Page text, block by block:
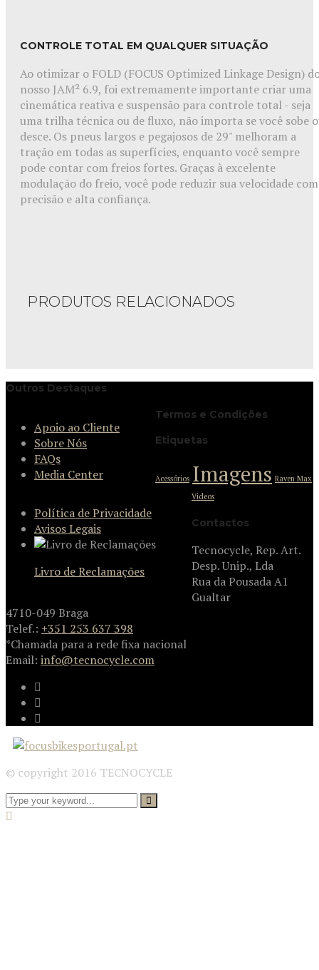
CONTROLE TOTAL EM QUALQUER SITUAÇÃO
Ao otimizar o FOLD (FOCUS Optimized Linkage Design)
nosso JAM² 6.9, foi extremamente importante criar uma
cinemática reativa e suspensão para controle total - seja
uma trilha técnica ou de fluxo, não importa se você sobe
desce. Os pneus largos e pegajosos de 29" melhoram a
tração em todas as superfícies, enquanto você sempre
pode contar com freios fortes. Graças à excelente
modulação do freio, você pode reduzir sua velocidade com
precisão e alta confiança.
PRODUTOS RELACIONADOS
Outros Destaques
Apoio ao Cliente
Sobre Nós
FAQs
Media Center
Termos e Condições
Política de Privacidade
Avisos Legais
Livro de Reclamações
Etiquetas
Acessórios Imagens Raven Max
Videos
Contactos
Tecnocycle, Rep. Art.
Desp. Unip., Lda
Rua da Pousada A1
Gualtar
4710-049 Braga
Telef.: +351 253 637 398
*Chamada para a rede fixa nacional
Email: info@tecnocycle.com
© copyright 2016 TECNOCYCLE